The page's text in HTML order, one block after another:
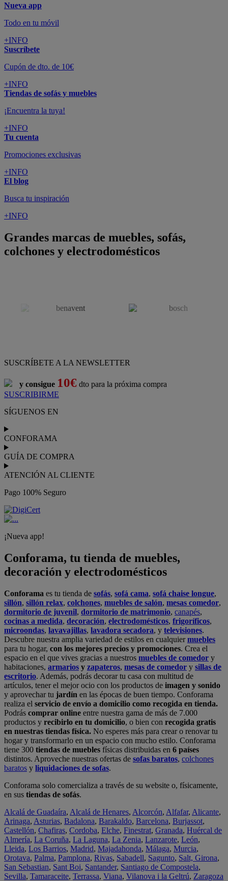
Nueva app
Todo en tu móvil
+INFO
Suscríbete
Cupón de dto. de 10€
+INFO
Tiendas de sofás y muebles
¡Encuentra la tuya!
+INFO
Tu cuenta
Promociones exclusivas
+INFO
El blog
Busca tu inspiración
+INFO
Grandes marcas de muebles, sofás,
colchones y electrodomésticos
SUSCRÍBETE A LA NEWSLETTER
y consigue 10€ dto para la próxima compra
SUSCRIBIRME
SÍGUENOS EN
CONFORAMA
GUÍA DE COMPRA
ATENCIÓN AL CLIENTE
Pago 100% Seguro
¡Nueva app!
Conforama, tu tienda de muebles,
decoración y electrodomésticos
Conforama es tu tienda de sofás, sofá cama, sofá chaise longue,
sillón, sillón relax, colchones, muebles de salón, mesas comedor,
dormitorio de juvenil, dormitorio de matrimonio, canapés,
cocinas a medida, decoración, electrodomésticos, frigoríficos,
microondas, lavavajillas, lavadora secadora, y televisiones.
Descubre nuestra amplia variedad de estilos en cualquiermuebles
para tu hogar, con los mejores precios y promociones. Crea el
espacio en el que vives gracias a nuestros muebles de comedor y
habitaciones, armarios y zapateros, mesas de comedor y sillas de
escritorio. Además, podrás decorar tu casa con multitud de
artículos, tener el mejor ocio con los productos de imagen y sonido
y aprovechar tu jardín en las épocas de buen tiempo. Conforama
realiza el servicio de envío a domicilio como recogida en tienda.
Podrás comprar online entre nuestra gama de más de 7.000
productos y recibirlo en tu domicilio, o bien con recogida gratis
en nuestras tiendas física. No esperes más para crear o renovar tu
hogar y transformarlo en un espacio con mucho estilo. Conforama
tiene 300 tiendas de muebles físicas distribuidas en 6 países
distintos. Aproveche nuestras ofertas de sofas baratos, colchones
baratos y liquidaciones de sofas.
Conforama solo comercializa a través de su website o, físicamente,
en sus tiendas de sofás.
Alcalá de Guadaíra, Alcalá de Henares, Alcorcón, Alfafar, Alicante,
Arinaga, Asturias, Badalona, Barakaldo, Barcelona, Burjassot,
Castellón, Chafiras, Cordoba, Elche, Finestrat, Granada, Huércal de
Almería, La Coruña, La Laguna, La Zenia, Lanzarote, León,
Lleida, Los Barrios, Madrid, Majadahonda, Málaga, Murcia,
Orotava, Palma, Pamplona, Rivas, Sabadell, Sagunto, Salt, Girona,
San Sebastian, Sant Boi, Santander, Santiago de Compostela,
Sevilla, Tamaraceite, Terrassa, Viana, Vilanova i la Geltrú, Zaragoza